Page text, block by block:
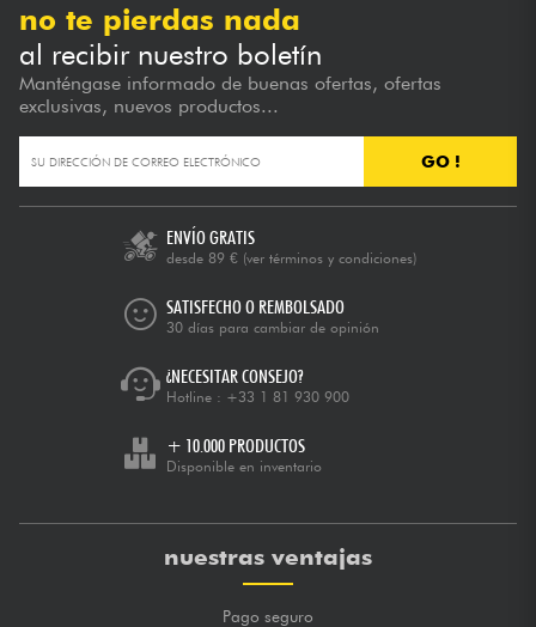
no te pierdas nada
al recibir nuestro boletín
Manténgase informado de buenas ofertas, ofertas
exclusivas, nuevos productos...
GO !
ENVÍO GRATIS
desde 89 € (ver términos y condiciones)
SATISFECHO O REMBOLSADO
30 días para cambiar de opinión
¿NECESITAR CONSEJO?
Hotline : +33 1 81 930 900
+ 10.000 PRODUCTOS
Disponible en inventario
nuestras ventajas
Pago seguro